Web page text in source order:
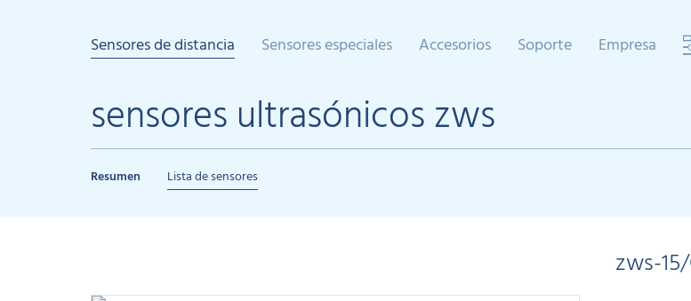
Sensores de distancia Sensores especiales Accesorios Soporte Empresa
sensores ultrasónicos zws
Resumen Lista de sensores
zws-